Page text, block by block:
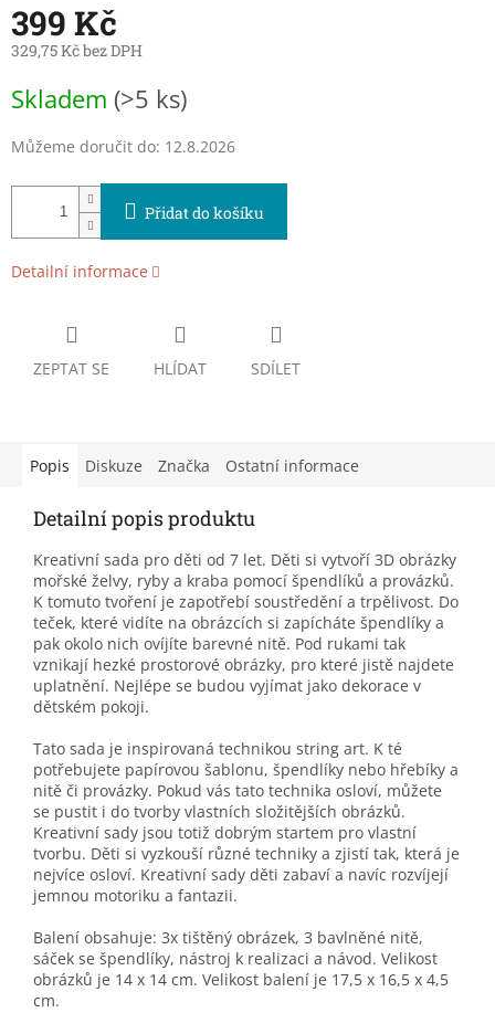
399 Kč
329,75 Kč bez DPH
cena:
Skladem (>5 ks)
Můžeme doručit do: 12.8.2026
Přidat do košíku
Detailní informace
ZEPTAT SE HLÍDAT SDÍLET
Popis Diskuze Značka Ostatní informace
Detailní popis produktu
Kreativní sada pro děti od 7 let. Děti si vytvoří 3D obrázky
mořské želvy, ryby a kraba pomocí špendlíků a provázků.
K tomuto tvoření je zapotřebí soustředění a trpělivost. Do
teček, které vidíte na obrázcích si zapícháte špendlíky a
pak okolo nich ovíjíte barevné nitě. Pod rukami tak
vznikají hezké prostorové obrázky, pro které jistě najdete
uplatnění. Nejlépe se budou vyjímat jako dekorace v
dětském pokoji.
Tato sada je inspirovaná technikou string art. K té
potřebujete papírovou šablonu, špendlíky nebo hřebíky a
nitě či provázky. Pokud vás tato technika osloví, můžete
se pustit i do tvorby vlastních složitějších obrázků.
Kreativní sady jsou totiž dobrým startem pro vlastní
tvorbu. Děti si vyzkouší různé techniky a zjistí tak, která je
nejvíce osloví. Kreativní sady děti zabaví a navíc rozvíjejí
jemnou motoriku a fantazii.
Balení obsahuje: 3x tištěný obrázek, 3 bavlněné nitě,
sáček se špendlíky, nástroj k realizaci a návod. Velikost
obrázků je 14 x 14 cm. Velikost balení je 17,5 x 16,5 x 4,5
cm.